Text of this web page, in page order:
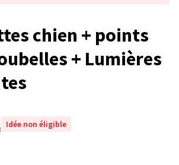
chien + points
+ Lumières
Idée non éligible